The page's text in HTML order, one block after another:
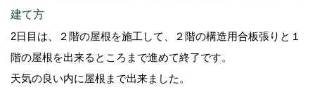
建て方
2日目は、２階の屋根を施工して、２階の構造用合板張りと１
階の屋根を出来るところまで進めて終了です。
天気の良い内に屋根まで出来ました。